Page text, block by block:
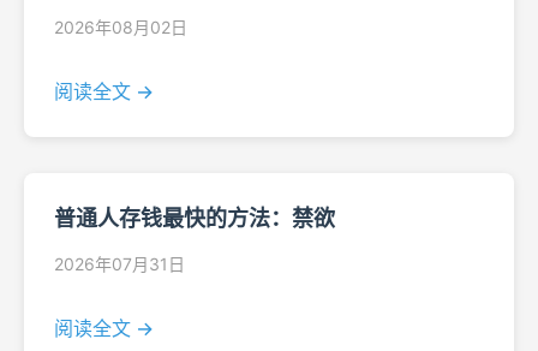
2026年08月02日
阅读全文 →
普通人存钱最快的方法：禁欲
2026年07月31日
阅读全文 →